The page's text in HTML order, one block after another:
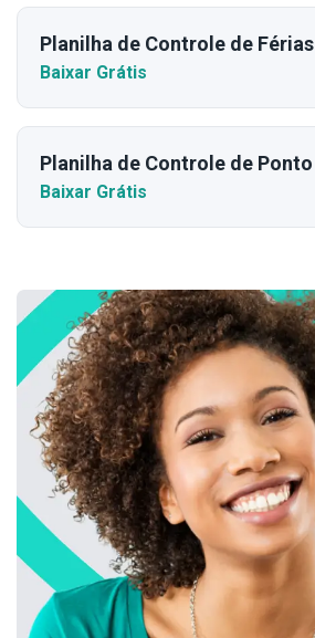
Planilha de Controle de Férias
Baixar Grátis
Planilha de Controle de Ponto
Baixar Grátis